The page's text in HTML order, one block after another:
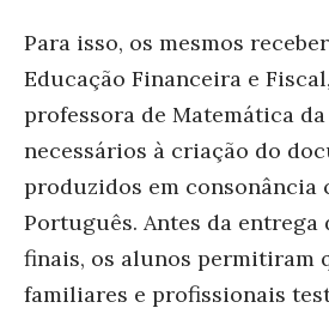
Para isso, os mesmos
Educação Financeira e
professora de Matemática da
necessários à criação do
produzidos em consonância
Português. Antes da entrega
finais, os alunos permitiram
familiares e profissionais